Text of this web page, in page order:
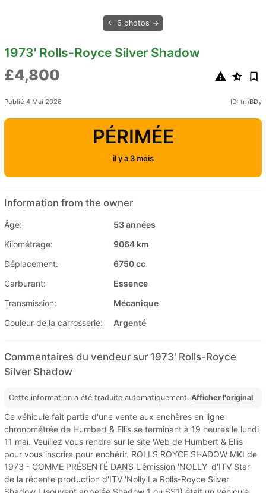
6 photos
1973' Rolls-Royce Silver Shadow
£4,800
Publié 4 Mai 2026 ID: trnBDy
PÉRIMÉE
il y a 3 mois
Information from the owner
Âge:
53 années
Kilométrage:
9064 km
Déplacement:
6750 cc
Carburant:
Essence
Transmission:
Mécanique
Couleur de la carrosserie:
Argenté
Commentaires du vendeur sur 1973' Rolls-Royce
Silver Shadow
Cette information a été traduite automatiquement. Afficher l'original
Ce véhicule fait partie d'une vente aux enchères en ligne
chronométrée de Humbert & Ellis se terminant à 19 heures le lundi
11 mai. Veuillez vous rendre sur le site Web de Humbert & Ellis
pour vous inscrire pour enchérir. ROLLS ROYCE SHADOW MKI de
1973 - COMME PRÉSENTÉ DANS L'émission 'NOLLY' d'ITV Star
de la récente production d'ITV 'Nolly'La Rolls-Royce Silver